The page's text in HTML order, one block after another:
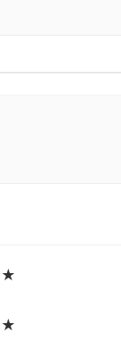
★
★